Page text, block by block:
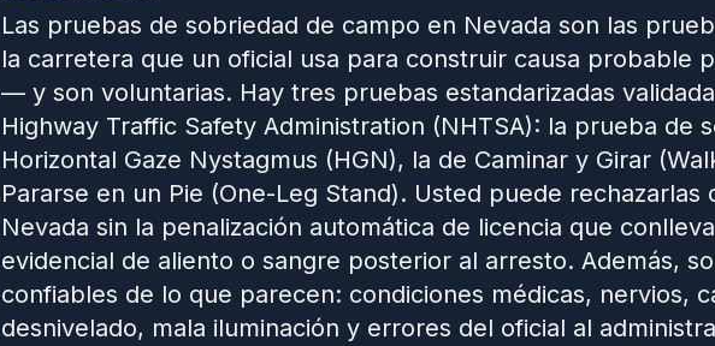
Las pruebas de sobriedad de campo en Nevada son las
la carretera que un oficial usa para construir causa probable
— y son voluntarias. Hay tres pruebas estandarizadas
Highway Traffic Safety Administration (NHTSA): la prueba de
Horizontal Gaze Nystagmus (HGN), la de Caminar y Girar
Pararse en un Pie (One-Leg Stand). Usted puede rechazarlas
Nevada sin la penalización automática de licencia que
evidencial de aliento o sangre posterior al arresto. Además,
confiables de lo que parecen: condiciones médicas, nervios,
desnivelado, mala iluminación y errores del oficial al